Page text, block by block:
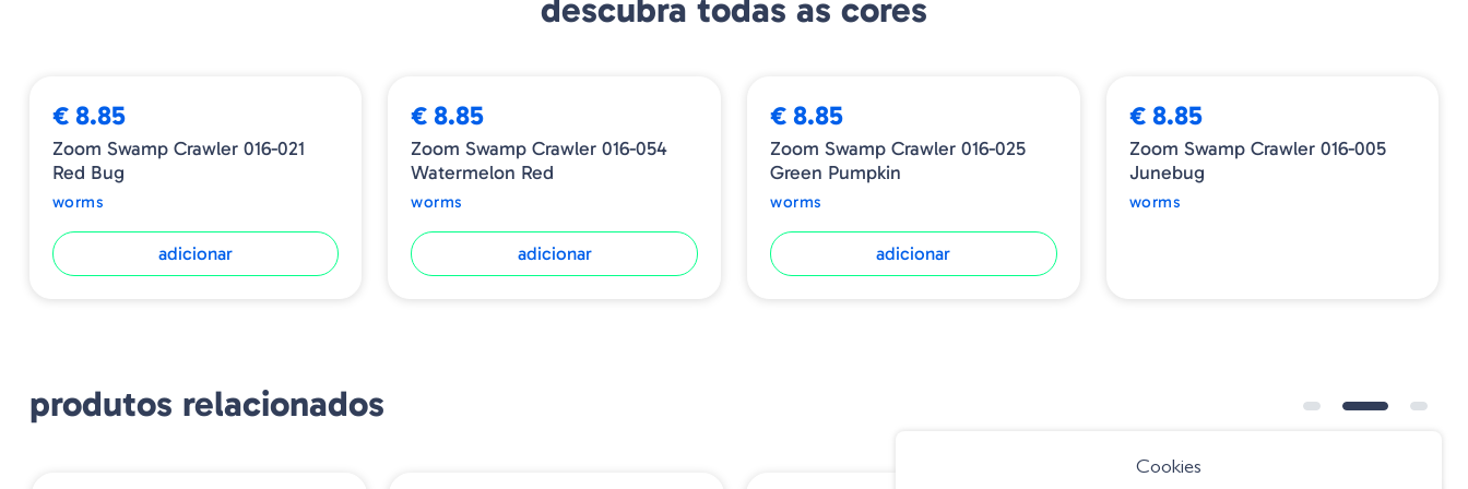
descubra todas as cores
€ 8.85
Zoom Swamp Crawler 016-021
Red Bug
worms
adicionar
€ 8.85
Zoom Swamp Crawler 016-054
Watermelon Red
worms
adicionar
€ 8.85
Zoom Swamp Crawler 016-025
Green Pumpkin
worms
adicionar
€ 8.85
Zoom Swamp Crawler 016-005
Junebug
worms
produtos relacionados
Cookies